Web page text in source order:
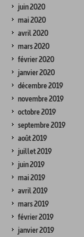
juin 2020
mai 2020
avril 2020
mars 2020
février 2020
janvier 2020
décembre 2019
novembre 2019
octobre 2019
septembre 2019
août 2019
juillet 2019
juin 2019
mai 2019
avril 2019
mars 2019
février 2019
janvier 2019